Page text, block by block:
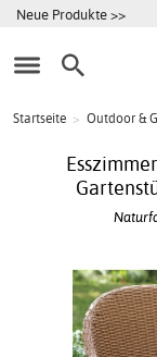
Neue Produkte >>
Startseite > Outdoor &